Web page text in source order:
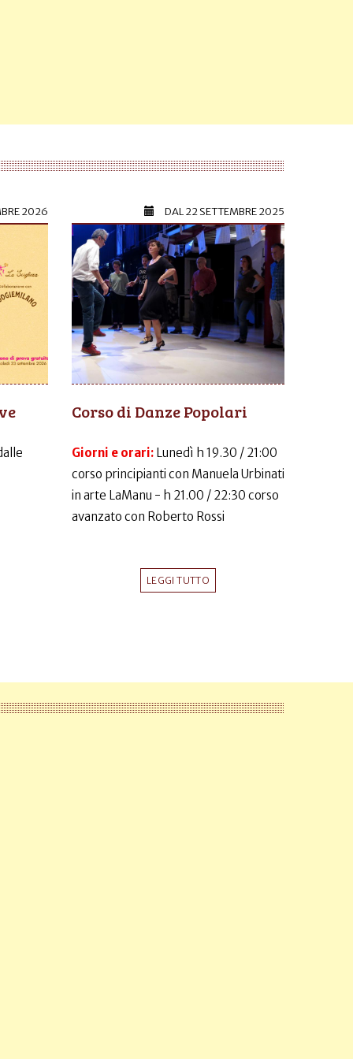
2026 DAL22 SETTEMBRE 2025
Corso di Danze Popolari
Giorni e orari: Lunedì h 19.30 / 21:00
corso principianti con Manuela Urbinati
in arte LaManu - h 21.00 / 22:30 corso
avanzato con Roberto Rossi
LEGGI TUTTO